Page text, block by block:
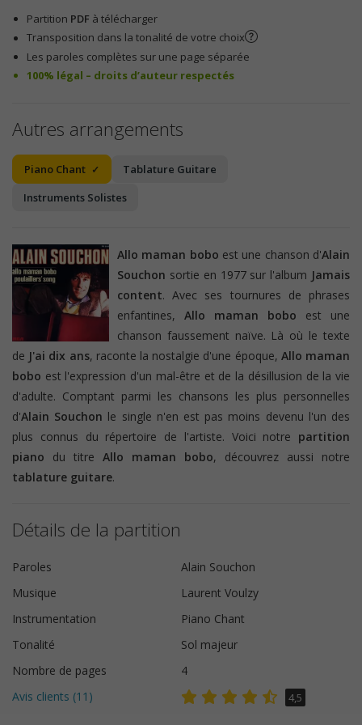
Partition PDF à télécharger
Transposition dans la tonalité de votre choix
Les paroles complètes sur une page séparée
100% légal – droits d’auteur respectés
Autres arrangements
Piano Chant
Tablature Guitare
Instruments Solistes
Allo maman bobo est une chanson d'Alain
Souchon sortie en 1977 sur l'album Jamais
content. Avec ses tournures de phrases
enfantines, Allo maman bobo est une
chanson faussement naïve. Là où le texte
de J'ai dix ans, raconte la nostalgie d'une époque, Allo maman
bobo est l'expression d'un mal-être et de la désillusion de la vie
d'adulte. Comptant parmi les chansons les plus personnelles
d'Alain Souchon le single n'en est pas moins devenu l'un des
plus connus du répertoire de l'artiste. Voici notre partition
piano du titre Allo maman bobo, découvrez aussi notre
tablature guitare.
Détails de la partition
Paroles
Alain Souchon
Musique
Laurent Voulzy
Instrumentation
Piano Chant
Tonalité
Sol majeur
Nombre de pages
4
Avis clients (11 ) 4,5